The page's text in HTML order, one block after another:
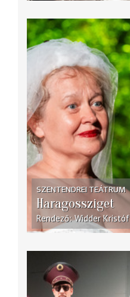
SZENTENDREI TEÁTRUM
Haragossziget
Rendező Widder Kristóf